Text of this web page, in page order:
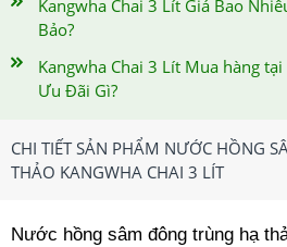
Kangwha Chai 3 Lít Giá Bao
Bảo?
Kangwha Chai 3 Lít Mua hàng
Ưu Đãi Gì?
CHI TIẾT SẢN PHẨM NƯỚC HỒNG
THẢO KANGWHA CHAI 3 LÍT
Nước hồng sâm đông trùng hạ